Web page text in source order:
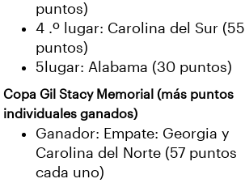
puntos)
4 .º lugar: Carolina del Sur (55
puntos)
5lugar: Alabama (30 puntos)
Copa Gil Stacy Memorial (más puntos
individuales ganados)
Ganador: Empate: Georgia y
Carolina del Norte (57 puntos
cada uno)